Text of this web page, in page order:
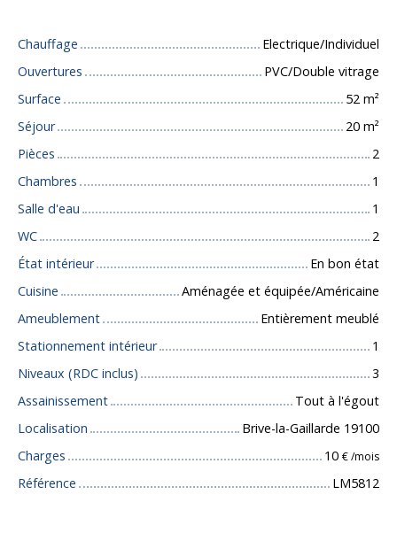
Chauffage
Electrique/Individuel
Ouvertures
PVC/Double vitrage
Surface
52 m²
Séjour
20 m²
Pièces
2
Chambres
1
Salle d'eau
1
WC
2
État intérieur
En bon état
Cuisine
Aménagée et équipée/Américaine
Ameublement
Entièrement meublé
Stationnement intérieur
1
Niveaux (RDC inclus)
3
Assainissement
Tout à l'égout
Localisation
Brive-la-Gaillarde 19100
Charges
10 € /mois
Référence LM5812